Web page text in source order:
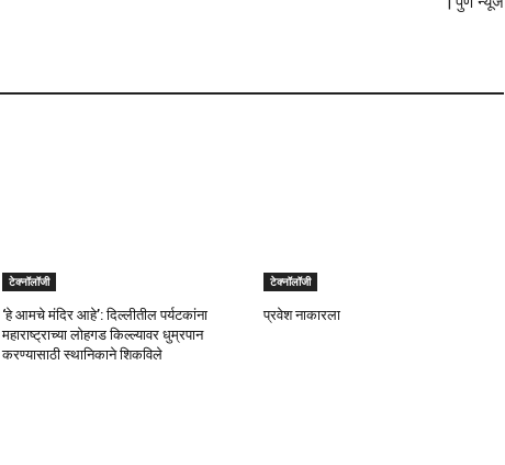
टेक्नॉलॉजी
‘हे आमचे मंदिर आहे’: दिल्लीतील पर्यटकांना
महाराष्ट्राच्या लोहगड किल्ल्यावर धुम्रपान
करण्यासाठी स्थानिकाने शिकविले
टेक्नॉलॉजी
प्रवेश नाकारला